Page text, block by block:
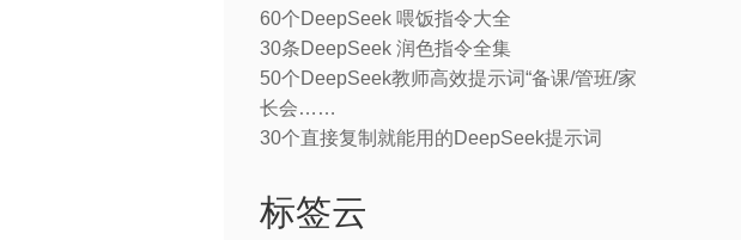
60个DeepSeek 喂饭指令大全
30条DeepSeek 润色指令全集
50个DeepSeek教师高效提示词“备课/管班/家
长会……
30个直接复制就能用的DeepSeek提示词
标签云